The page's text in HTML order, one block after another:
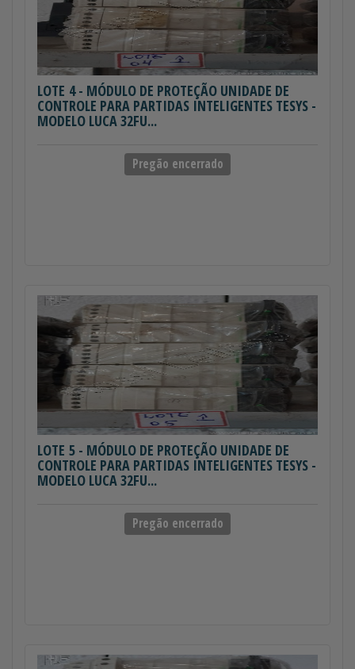
LOTE 4- MÓDULO DE PROTEÇÃO UNIDADE DE
CONTROLE PARA PARTIDAS INTELIGENTES TESYS -
MODELO LUCA 32FU...
Pregão encerrado
LOTE 5 - MÓDULO DE PROTEÇÃO UNIDADE DE
CONTROLE PARA PARTIDAS INTELIGENTES TESYS -
MODELO LUCA 32FU...
Pregão encerrado